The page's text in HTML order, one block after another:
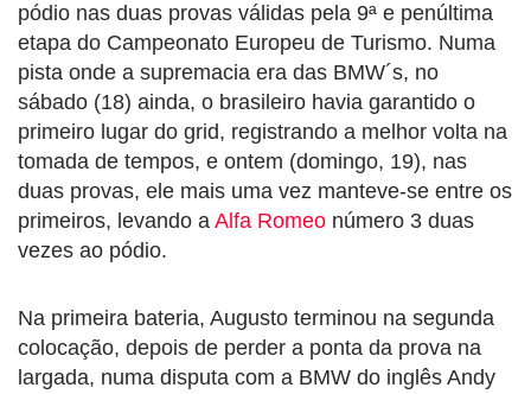
pódio nas duas provas válidas pela 9ª e penúltima
etapa do Campeonato Europeu de Turismo. Numa
pista onde a supremacia era das BMW´s, no
sábado (18) ainda, o brasileiro havia garantido o
primeiro lugar do grid, registrando a melhor volta na
tomada de tempos, e ontem (domingo, 19), nas
duas provas, ele mais uma vez manteve-se entre os
primeiros, levando a Alfa Romeo número 3 duas
vezes ao pódio.
Na primeira bateria, Augusto terminou na segunda
colocação, depois de perder a ponta da prova na
largada, numa disputa com a BMW do inglês Andy